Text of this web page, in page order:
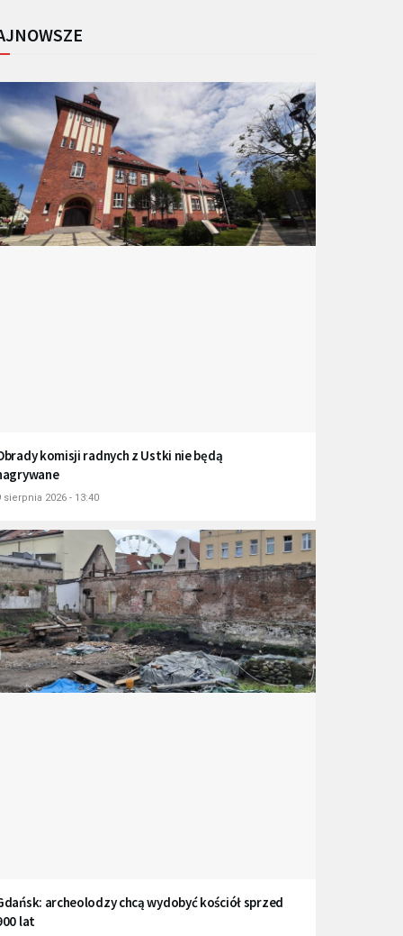
komisji radnych z Ustki nie będą
sierpnia 2026 - 13:40
archeolodzy chcą wydobyć kościół sprzed
lat